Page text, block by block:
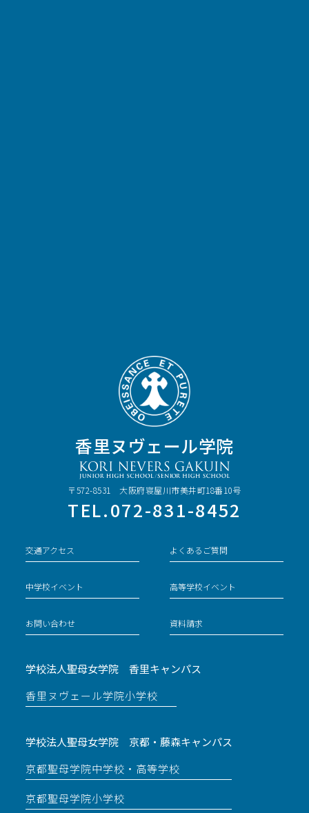
香里ヌヴェール学院
〒572-8531 大阪府寝屋川市美井町18番10号
TEL.072-831-8452
交通アクセス よくあるご質問
中学校イベント 高等学校イベント
お問い合わせ 資料請求
学校法人聖母女学院 香里キャンパス
香里ヌヴェール学院小学校
学校法人聖母女学院 京都・藤森キャンパス
京都聖母学院中学校・高等学校
京都聖母学院小学校